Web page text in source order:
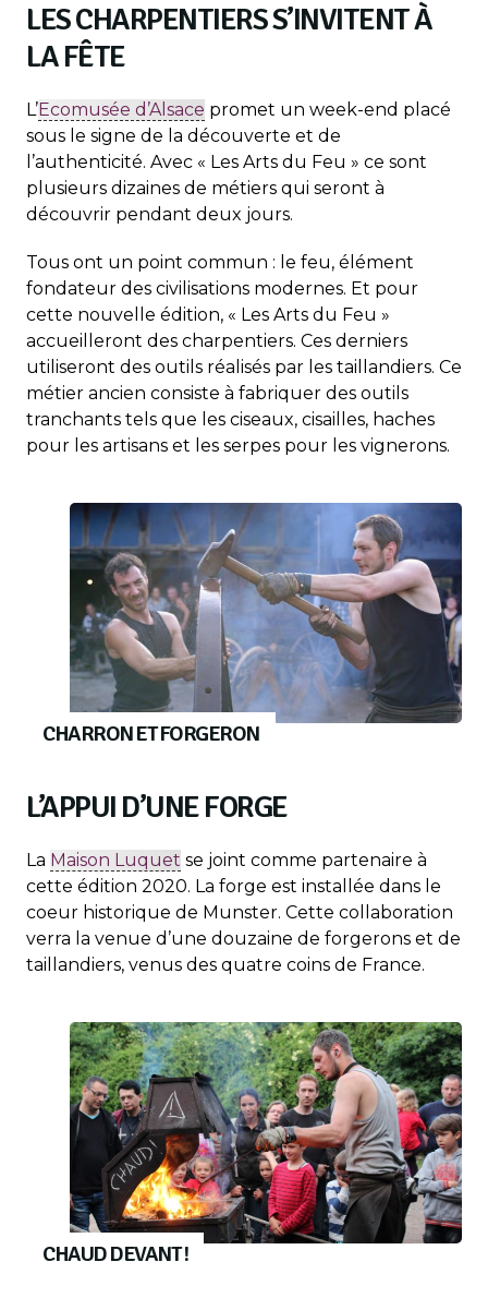
LES CHARPENTIERS S’INVITENT À
LA FÊTE
L’Ecomusée d’Alsace promet un week-end placé
sous le signe de la découverte et de
l’authenticité. Avec « Les Arts du Feu » ce sont
plusieurs dizaines de métiers qui seront à
découvrir pendant deux jours.
Tous ont un point commun : le feu, élément
fondateur des civilisations modernes. Et pour
cette nouvelle édition, « Les Arts du Feu »
accueilleront des charpentiers. Ces derniers
utiliseront des outils réalisés par les taillandiers. Ce
métier ancien consiste à fabriquer des outils
tranchants tels que les ciseaux, cisailles, haches
pour les artisans et les serpes pour les vignerons.
CHARRON ET FORGERON
L’APPUI D’UNE FORGE
La Maison Luquet se joint comme partenaire à
cette édition 2020. La forge est installée dans le
coeur historique de Munster. Cette collaboration
verra la venue d’une douzaine de forgerons et de
taillandiers, venus des quatre coins de France.
CHAUD DEVANT !